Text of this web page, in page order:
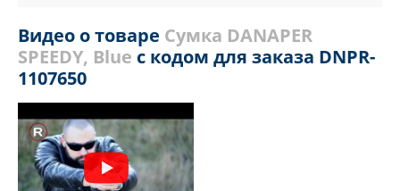
Видео о товаре Сумка DANAPER
SPEEDY, Blue с кодом для заказа DNPR-
1107650